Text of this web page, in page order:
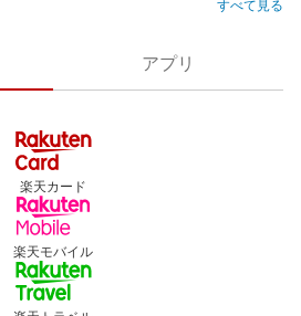
すべて見る
アプリ
楽天カード
楽天モバイル